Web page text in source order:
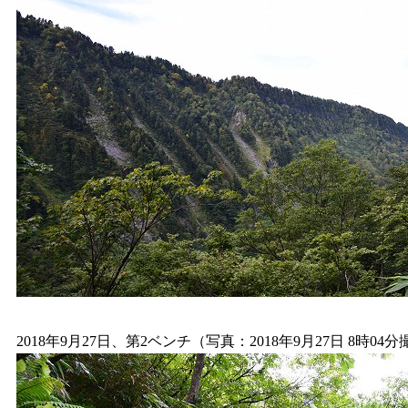
2018年9月27日、第2ベンチ（写真：2018年9月27日 8時04分